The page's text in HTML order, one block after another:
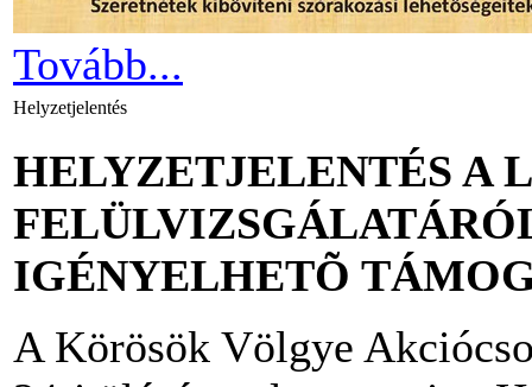
Tovább...
Helyzetjelentés
HELYZETJELENTÉS A
IGÉNYELHETÕ
A Körösök Völgye